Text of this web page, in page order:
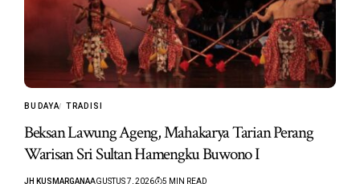
BUDAYA TRADISI
Beksan Lawung Ageng, Mahakarya Tarian Perang
Warisan Sri Sultan Hamengku Buwono I
JH KUSMARGANAAGUSTUS 7, 2026 5 MIN READ